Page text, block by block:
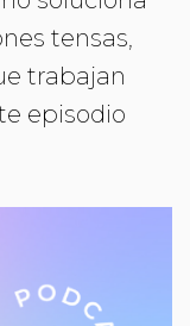
tensas,
trabajan
episodio